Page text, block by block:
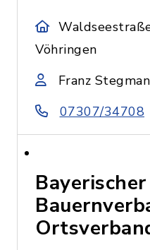
Vöhringen
Franz
07307/34708
Bayerischer